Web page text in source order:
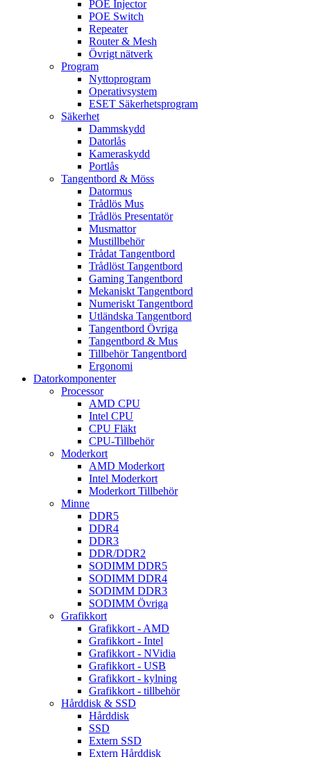
POE Injector
POE Switch
Repeater
Router & Mesh
Övrigt nätverk
Program
Nyttoprogram
Operativsystem
ESET Säkerhetsprogram
Säkerhet
Dammskydd
Datorlås
Kameraskydd
Portlås
Tangentbord & Möss
Datormus
Trådlös Mus
Trådlös Presentatör
Musmattor
Mustillbehör
Trådat Tangentbord
Trådlöst Tangentbord
Gaming Tangentbord
Mekaniskt Tangentbord
Numeriskt Tangentbord
Utländska Tangentbord
Tangentbord Övriga
Tangentbord & Mus
Tillbehör Tangentbord
Ergonomi
Datorkomponenter
Processor
AMD CPU
Intel CPU
CPU Fläkt
CPU-Tillbehör
Moderkort
AMD Moderkort
Intel Moderkort
Moderkort Tillbehör
Minne
DDR5
DDR4
DDR3
DDR/DDR2
SODIMM DDR5
SODIMM DDR4
SODIMM DDR3
SODIMM Övriga
Grafikkort
Grafikkort - AMD
Grafikkort - Intel
Grafikkort - NVidia
Grafikkort - USB
Grafikkort - kylning
Grafikkort - tillbehör
Hårddisk & SSD
Hårddisk
SSD
Extern SSD
Extern Hårddisk